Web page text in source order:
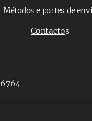
Métodos e portes de
Contactos